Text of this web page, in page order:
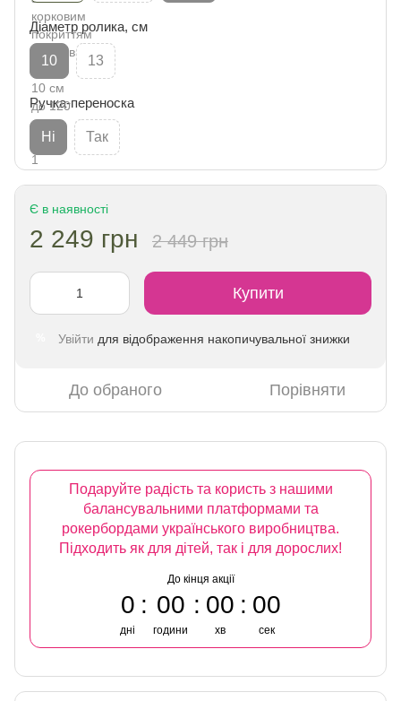
Діаметр ролика, см
10 13
Ручка-переноска
Ні Так
Є в наявності
2 249 грн 2 449 грн
Купити
Увійти для відображення накопичувальної знижки
До обраного Порівняти
Подаруйте радість та користь з нашими
балансувальними платформами та
рокербордами українського виробництва.
Підходить як для дітей, так і для дорослих!
До кінця акції
0
дні
00
години
00
хв
00
сек